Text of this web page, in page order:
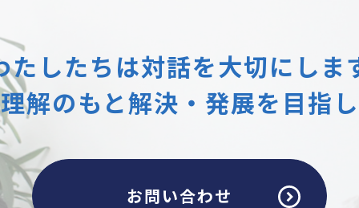
たしたちは対話を大切にしま
解のもと解決・発展を目指
お問い合わせ